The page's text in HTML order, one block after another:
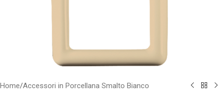
Home/Accessori in Porcellana Smalto Bianco